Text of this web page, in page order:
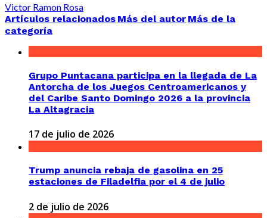
Victor Ramon Rosa
Artículos relacionados Más del autor Más de la
categoría
Grupo Puntacana participa en la llegada de La
Antorcha de los Juegos Centroamericanos y
del Caribe Santo Domingo 2026 a la provincia
La Altagracia
17 de julio de 2026
Trump anuncia rebaja de gasolina en 25
estaciones de Filadelfia por el 4 de julio
2 de julio de 2026